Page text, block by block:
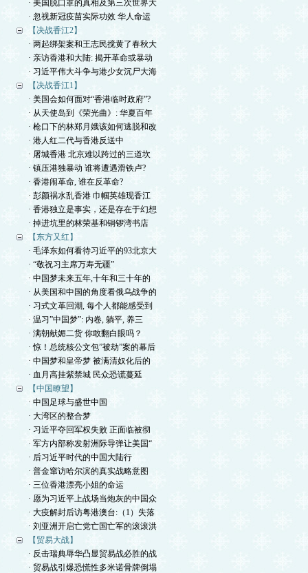
· 美国脱口罩的真相及第三次世界大
· 忽视新冠疫苗实际功效 华人命运
【决战香江2】
· 两起绑架案和王志民搅黄了春秋大
· 亲访香港和大陆: 揭开革命或暴动
· 习近平伟大斗争与港少女沉尸大海
【决战香江1】
· 美国会如何面对“香港临时政府”?
· 从天使岛到《荣光曲》: 华夏百年
· 枪口下的林郑月娥该如何逃脱和改
· 港人红二代与香港反送中
· 屠城香港 北京难以跨过的三道坎
· 镇压港独暴动 谁将遭遇滑铁卢?
· 香港闹革命, 谁在反革命?
· 彭颜祸水乱香港 巾帼英雄现香江
· 香港独立是事实，还是存在于幻想
· 掉进坑里的林荣基和铜锣湾书店
【东方又红】
· 毛泽东如何看待习近平的93北京大
· “敬祝习主席万寿无疆”
· 中国梦未来五年,十年和三十年的
· 从美国和中国的角度看俄乌战争的
· 习式文革回潮, 每个人都能感受到
· 温习”中国梦”: 内卷, 躺平, 养三
· 满朝献媚二货 你敢翻白眼吗？
· 惊！总统核公文包”被劫”案的幕后
· 中国梦和皇帝梦 被满清奴化后的
· 血月高挂紫禁城 民众恐谎蔓延
【中国瞭望】
· 中国足球与盛世中国
· 大湾区的整合梦
· 习近平夺回军权失败 正面临被彻
· 军方内部称发射洲际导弹让美国“
· 后习近平时代的中国大陆行
· 普金窜访哈尔滨的真实战略意图
· 三位香港漂亮小姐的命运
· 愿为习近平上战场当炮灰的中国众
· 大疫解封后访粤港澳台:（1）失落
· 刘亚洲开启亡党亡国亡军的滚滚洪
【贸易大战】
· 反击瑞典辱华凸显贸易战必胜的战
· 贸易战引爆恐慌性多米诺骨牌倒塌